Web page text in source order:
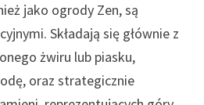
jako ogrody Zen, są
Składają się głównie z
żwiru lub piasku,
oraz strategicznie